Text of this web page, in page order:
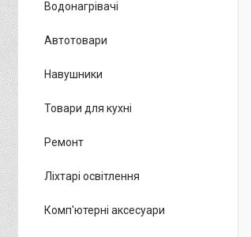
Водонагрівачі
Автотовари
Навушники
Товари для кухні
Ремонт
Ліхтарі освітлення
Комп'ютерні аксесуари